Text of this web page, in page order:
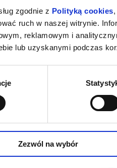
zgodnie z Polityką cookies
ruch w naszej witrynie.
reklamowym i
lub uzyskanymi podczas
Zezwól na wybór